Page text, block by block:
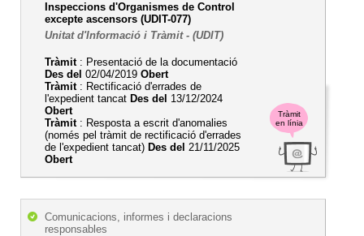
Tràmit
en línia
Inspeccions d'Organismes de Control
excepte ascensors (UDIT-077)
Unitat d'Informació i Tràmit - (UDIT)
Tràmit: Presentació de la documentació
Des del 02/04/2019 Obert
Tràmit: Rectificació d'errades de
l'expedient tancat Des del 13/12/2024
Obert
Tràmit: Resposta a escrit d'anomalies
(només pel tràmit de rectificació d'errades
de l'expedient tancat) Des del 21/11/2025
Obert
Comunicacions, informes i declaracions
responsables